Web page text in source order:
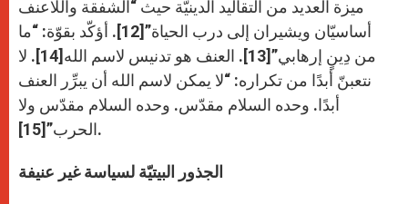
ميزة العديد من التقاليد الدينيّة حيث “الشفقة واللاعنف
أساسيّان ويشيران إلى درب الحياة”[12]. أؤكّد بقوّة: “ما
من دِينٍ إرهابي”[13]. العنف هو تدنيس لاسم الله[14]. لا
نتعبنّ أبدًا من تكراره: “لا يمكن لاسم الله أن يبرِّر العنف
أبدًا. وحده السلام مقدّس. وحده السلام مقدّس ولا
الحرب”[15].
الجذور البيتيّة لسياسة غير عنيفة